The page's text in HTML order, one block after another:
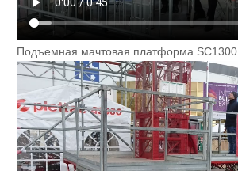
Подъемная мачтовая платформа SC1300